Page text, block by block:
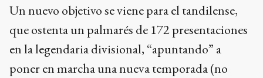
Un nuevo objetivo se viene para el tandilense,
que ostenta un palmarés de 172 presentaciones
en la legendaria divisional, “apuntando” a
poner en marcha una nueva temporada (no